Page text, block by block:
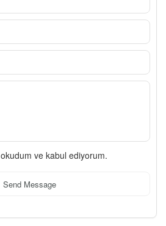
okudum ve kabul ediyorum.
Send Message